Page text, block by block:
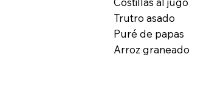
Trutro asado
Puré de papas
Arroz graneado